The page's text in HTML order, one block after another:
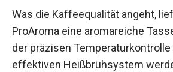
Was die Kaffeequalität angeht,
ProAroma eine aromareiche
der präzisen Temperaturkontrolle
effektiven Heißbrühsystem